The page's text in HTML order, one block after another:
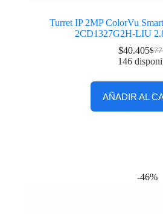
Turret IP 2MP ColorVu
2CD1327G2H-LIU
$
$40.405
146
AÑADIR AL
-46%